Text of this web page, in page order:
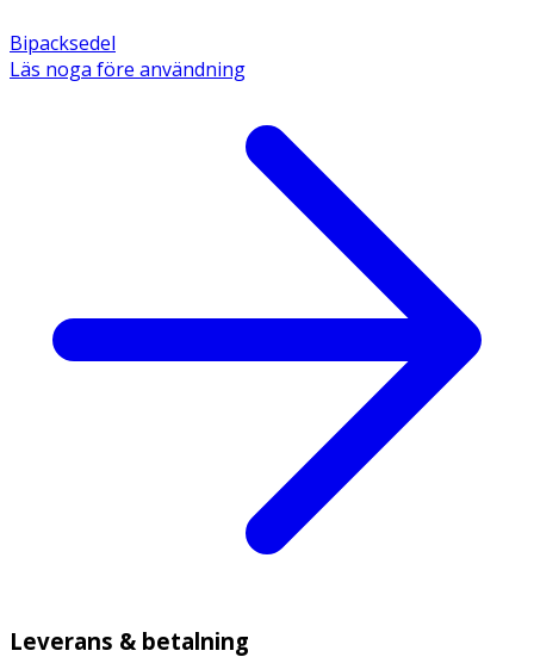
Bipacksedel
Läs noga före användning
Leverans & betalning